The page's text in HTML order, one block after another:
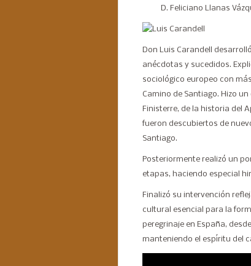
D. Feliciano Llanas
Don Luis Carandell
anécdotas y sucedidos.
sociológico europeo con
Camino de Santiago. Hizo
Finisterre, de la historia del
fueron descubiertos de
Santiago.
Posteriormente realizó un
etapas, haciendo especial
Finalizó su intervención
cultural esencial para la
peregrinaje en España,
manteniendo el espíritu del